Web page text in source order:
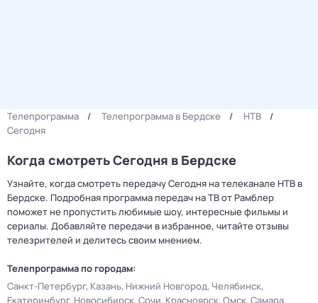
Телепрограмма Телепрограмма в Бердске
НТВ
Сегодня
Когда смотреть Сегодня в Бердске
Узнайте, когда смотреть передачу Сегодня на телеканале НТВ в
Бердске. Подробная программа передач на ТВ от Рамблер
поможет не пропустить любимые шоу, интересные фильмы и
сериалы. Добавляйте передачи в избранное, читайте отзывы
телезрителей и делитесь своим мнением.
Телепрограмма по городам:
Санкт-Петербург Казань Нижний Новгород Челябинск
Екатеринбург Новосибирск Сочи Красноярск Омск Самара